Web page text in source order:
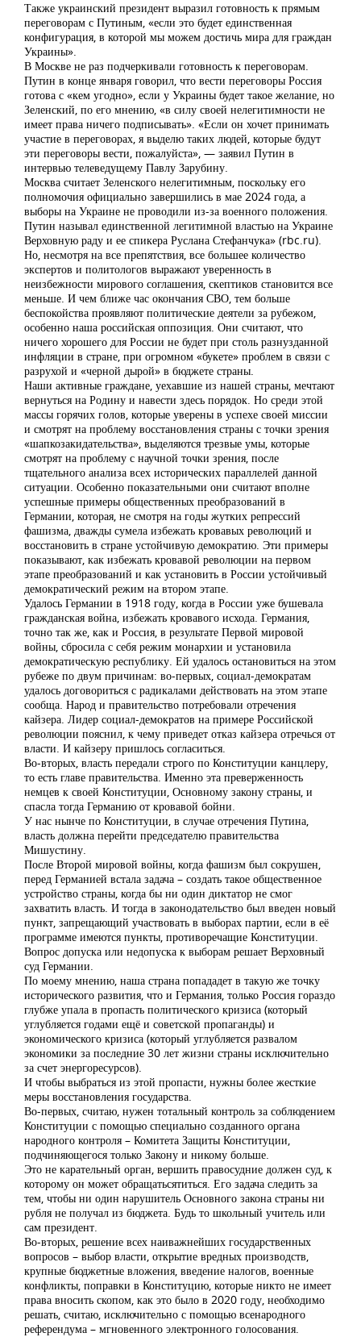
Также украинский президент выразил готовность к прямым
переговорам с Путиным, «если это будет единственная
конфигурация, в которой мы можем достичь мира для граждан
Украины».
В Москве не раз подчеркивали готовность к переговорам.
Путин в конце января говорил, что вести переговоры Россия
готова с «кем угодно», если у Украины будет такое желание, но
Зеленский, по его мнению, «в силу своей нелегитимности не
имеет права ничего подписывать». «Если он хочет принимать
участие в переговорах, я выделю таких людей, которые будут
эти переговоры вести, пожалуйста», — заявил Путин в
интервью телеведущему Павлу Зарубину.
Москва считает Зеленского нелегитимным, поскольку его
полномочия официально завершились в мае 2024 года, а
выборы на Украине не проводили из-за военного положения.
Путин называл единственной легитимной властью на Украине
Верховную раду и ее спикера Руслана Стефанчука» (rbc.ru).
Но, несмотря на все препятствия, все большее количество
экспертов и политологов выражают уверенность в
неизбежности мирового соглашения, скептиков становится все
меньше. И чем ближе час окончания СВО, тем больше
беспокойства проявляют политические деятели за рубежом,
особенно наша российская оппозиция. Они считают, что
ничего хорошего для России не будет при столь разнузданной
инфляции в стране, при огромном «букете» проблем в связи с
разрухой и «черной дырой» в бюджете страны.
Наши активные граждане, уехавшие из нашей страны, мечтают
вернуться на Родину и навести здесь порядок. Но среди этой
массы горячих голов, которые уверены в успехе своей миссии
и смотрят на проблему восстановления страны с точки зрения
«шапкозакидательства», выделяются трезвые умы, которые
смотрят на проблему с научной точки зрения, после
тщательного анализа всех исторических параллелей данной
ситуации. Особенно показательными они считают вполне
успешные примеры общественных преобразований в
Германии, которая, не смотря на годы жутких репрессий
фашизма, дважды сумела избежать кровавых революций и
восстановить в стране устойчивую демократию. Эти примеры
показывают, как избежать кровавой революции на первом
этапе преобразований и как установить в России устойчивый
демократический режим на втором этапе.
Удалось Германии в 1918 году, когда в России уже бушевала
гражданская война, избежать кровавого исхода. Германия,
точно так же, как и Россия, в результате Первой мировой
войны, сбросила с себя режим монархии и установила
демократическую республику. Ей удалось остановиться на этом
рубеже по двум причинам: во-первых, социал-демократам
удалось договориться с радикалами действовать на этом этапе
сообща. Народ и правительство потребовали отречения
кайзера. Лидер социал-демократов на примере Российской
революции пояснил, к чему приведет отказ кайзера отречься от
власти. И кайзеру пришлось согласиться.
Во-вторых, власть передали строго по Конституции канцлеру,
то есть главе правительства. Именно эта преверженность
немцев к своей Конституции, Основному закону страны, и
спасла тогда Германию от кровавой бойни.
У нас нынче по Конституции, в случае отречения Путина,
власть должна перейти председателю правительства
Мишустину.
После Второй мировой войны, когда фашизм был сокрушен,
перед Германией встала задача – создать такое общественное
устройство страны, когда бы ни один диктатор не смог
захватить власть. И тогда в законодательство был введен новый
пункт, запрещающий участвовать в выборах партии, если в её
программе имеются пункты, противоречащие Конституции.
Вопрос допуска или недопуска к выборам решает Верховный
суд Германии.
По моему мнению, наша страна попададет в такую же точку
исторического развития, что и Германия, только Россия гораздо
глубже упала в пропасть политического кризиса (который
углубляется годами ещё и советской пропаганды) и
экономического кризиса (который углубляется развалом
экономики за последние 30 лет жизни страны исключительно
за счет энергоресурсов).
И чтобы выбраться из этой пропасти, нужны более жесткие
меры восстановления государства.
Во-первых, считаю, нужен тотальный контроль за соблюдением
Конституции с помощью специально созданного органа
народного контроля – Комитета Защиты Конституции,
подчиняющегося только Закону и никому больше.
Это не карательный орган, вершить правосудние должен суд, к
которому он может обращатьсятиться. Его задача следить за
тем, чтобы ни один нарушитель Основного закона страны ни
рубля не получал из бюджета. Будь то школьный учитель или
сам президент.
Во-вторых, решение всех наиважнейших государственных
вопросов – выбор власти, открытие вредных производств,
крупные бюджетные вложения, введение налогов, военные
конфликты, поправки в Конституцию, которые никто не имеет
права вносить скопом, как это было в 2020 году, необходимо
решать, считаю, исключительно с помощью всенародного
референдума – мгновенного электронного голосования.